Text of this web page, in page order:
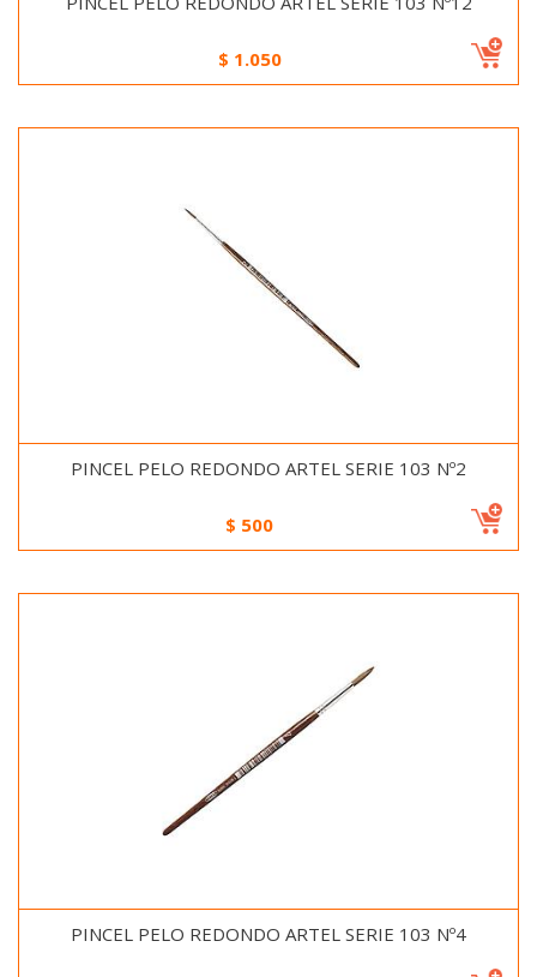
$ 1.050
PINCEL PELO REDONDO ARTEL SERIE 103 Nº2
$ 500
PINCEL PELO REDONDO ARTEL SERIE 103 Nº4